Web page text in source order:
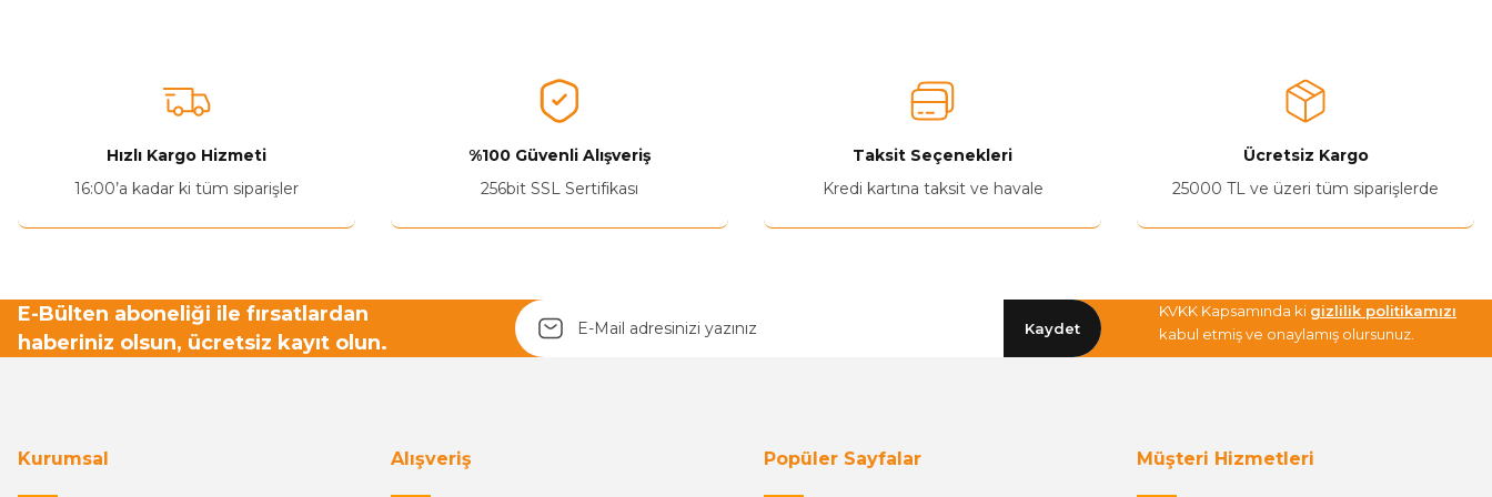
Hızlı Kargo Hizmeti
16:00’a kadar ki tüm siparişler
%100 Güvenli Alışveriş
256bit SSL Sertifikası
Taksit Seçenekleri
Kredi kartına taksit ve havale
Ücretsiz Kargo
25000 TL ve üzeri tüm siparişlerde
E-Bülten aboneliği ile fırsatlardan
haberiniz olsun, ücretsiz kayıt olun.
Kaydet
KVKK Kapsamında ki gizlilik politikamızı
kabul etmiş ve onaylamış olursunuz.
Kurumsal Alışveriş Popüler Sayfalar Müşteri Hizmetleri